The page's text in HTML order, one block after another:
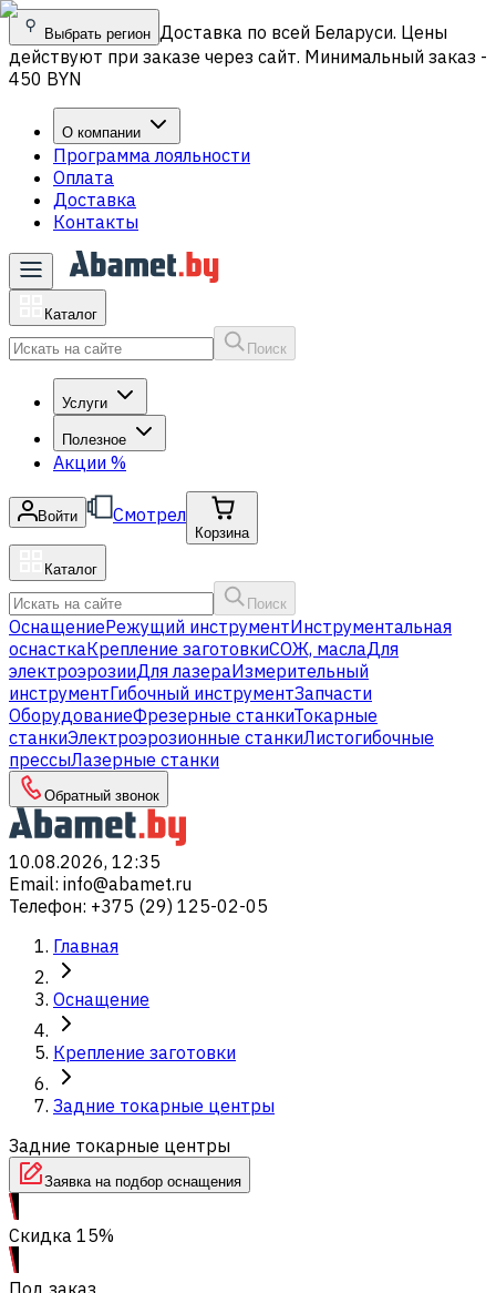
Выбрать регион Доставка по всей Беларуси. Цены
действуют при заказе через сайт. Минимальный заказ -
450 BYN
О компании
Программа лояльности
Оплата
Доставка
Контакты
Каталог
Поиск
Услуги
Полезное
Акции %
Войти Смотрел
Корзина
Каталог
Поиск
ОснащениеРежущий инструментИнструментальная
оснасткаКрепление заготовкиСОЖ, маслаДля
электроэрозииДля лазераИзмерительный
инструментГибочный инструментЗапчасти
ОборудованиеФрезерные станкиТокарные
станкиЭлектроэрозионные станкиЛистогибочные
прессыЛазерные станки
Обратный звонок
10.08.2026, 12:35
Email: info@abamet.ru
Телефон: +375 (29) 125-02-05
Главная
Оснащение
Крепление заготовки
Задние токарные центры
Задние токарные центры
Заявка на подбор оснащения
Скидка 15%
Под заказ